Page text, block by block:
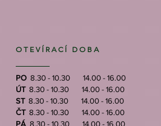
OTEVÍRACÍ DOBA
PO 8.30 - 10.30 14.00 - 16.00
ÚT8.30 - 10.30 14.00 - 16.00
ST8.30 - 10.30 14.00 - 16.00
ČT8.30 - 10.30 14.00 - 16.00
PÁ 8.30 - 10.30 14.00 - 16.00